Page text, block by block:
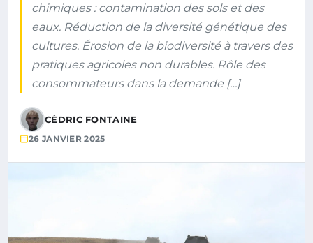
chimiques : contamination des sols et des
eaux. Réduction de la diversité génétique des
cultures. Érosion de la biodiversité à travers des
pratiques agricoles non durables. Rôle des
consommateurs dans la demande […]
CÉDRIC FONTAINE
26 JANVIER 2025